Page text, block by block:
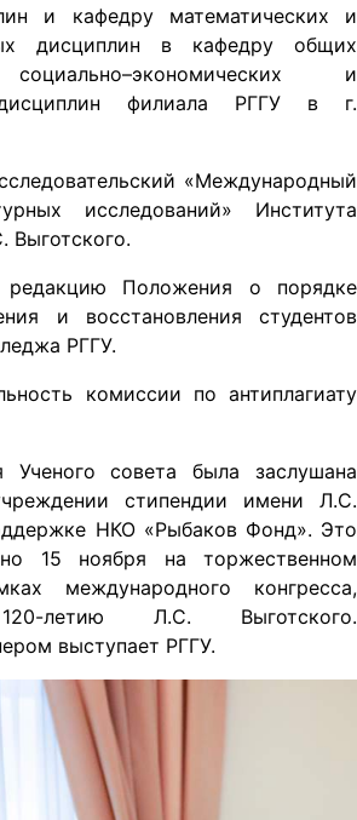
и кафедру математических и
дисциплин в кафедру общих
и
дисциплин филиала РГГУ в г.
«Международный
исследований» Института
Выготского.
редакцию Положения о порядке
и восстановления студентов
РГГУ.
комиссии по антиплагиату
Ученого совета была заслушана
стипендии имени Л.С.
НКО «Рыбаков Фонд». Это
15 ноября на торжественном
международного конгресса,
летию Л.С. Выготского.
выступает РГГУ.